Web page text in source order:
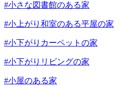
#小さな図書館のある家
#小上がり和室のある平屋の家
#小下がりカーペットの家
#小下がりリビングの家
#小屋のある家